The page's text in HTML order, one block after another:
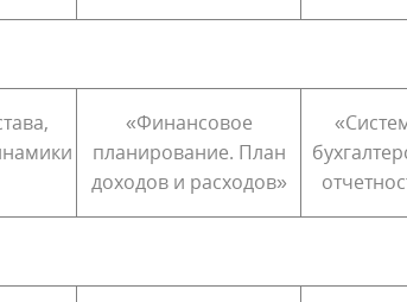
«Финансовое
планирование. План
доходов и расходов»